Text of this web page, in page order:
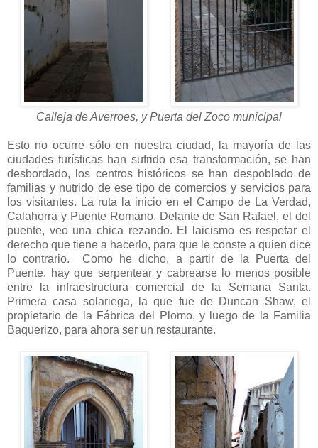
Calleja de Averroes, y Puerta del Zoco municipal
Esto no ocurre sólo en nuestra ciudad, la mayoría de las
ciudades turísticas han sufrido esa transformación, se han
desbordado, los centros históricos se han despoblado de
familias y nutrido de ese tipo de comercios y servicios para
los visitantes. La ruta la inicio en el Campo de La Verdad,
Calahorra y Puente Romano. Delante de San Rafael, el del
puente, veo una chica rezando. El laicismo es respetar el
derecho que tiene a hacerlo, para que le conste a quien dice
lo contrario. Como he dicho, a partir de la Puerta del
Puente, hay que serpentear y cabrearse lo menos posible
entre la infraestructura comercial de la Semana Santa.
Primera casa solariega, la que fue de Duncan Shaw, el
propietario de la Fábrica del Plomo, y luego de la Familia
Baquerizo, para ahora ser un restaurante.